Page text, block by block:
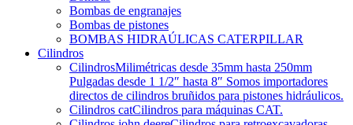
Bombas de engranajes
Bombas de pistones
BOMBAS HIDRAÚLICAS CATERPILLAR
Cilindros
CilindrosMilimétricas desde 35mm hasta 250mm
Pulgadas desde 1 1/2″ hasta 8″ Somos importadores
directos de cilindros bruñidos para pistones hidráulicos.
Cilindros catCilindros para máquinas CAT.